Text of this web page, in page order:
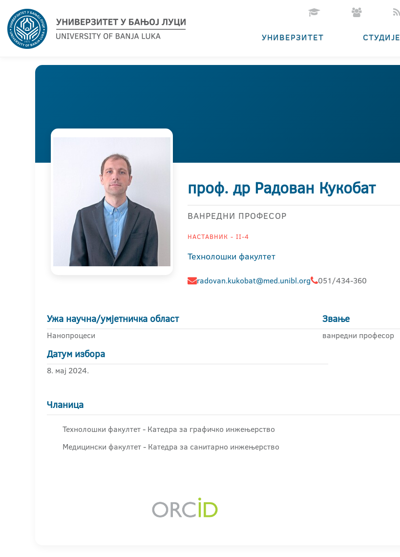
УНИВЕРЗИТЕТ СТУДИЈЕ
проф. др Радован Кукобат
ВАНРЕДНИ ПРОФЕСОР
НАСТАВНИК - II-4
Технолошки факултет
radovan.kukobat@med.unibl.org 051/434-360
Ужа научна/умјетничка област
Нанопроцеси
Звање
ванредни професор
Датум избора
8. мај 2024.
Чланица
Технолошки факултет - Катедра за графичко инжењерство
Медицински факултет - Катедра за санитарно инжењерство